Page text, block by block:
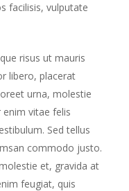
facilisis, vulputate
risus ut mauris
libero, placerat
urna, molestie
vitae felis
Sed tellus
commodo justo.
et, gravida at
feugiat, quis